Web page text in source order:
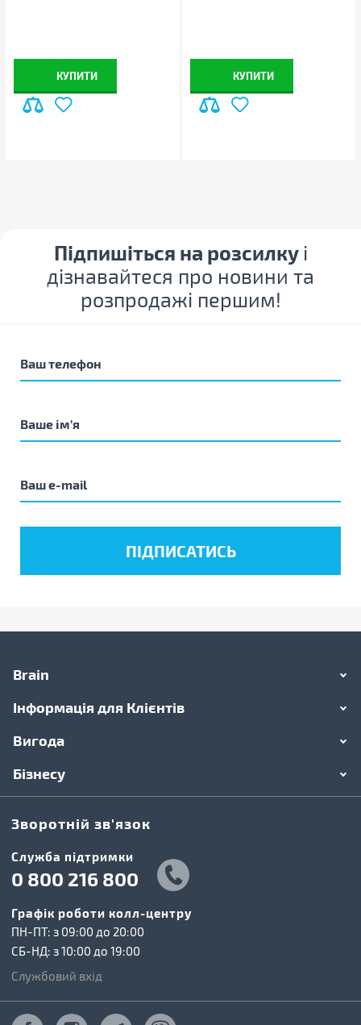
КУПИТИ КУПИТИ
Підпишіться на розсилку і
дізнавайтеся про новини та
розпродажі першим!
Brain
Інформація для Клієнтів
Вигода
Бізнесу
Зворотній зв'язок
Cлужба підтримки
0 800 216 800
Графік роботи колл-центру
ПН-ПТ: з 09:00 до 20:00
СБ-НД: з 10:00 до 19:00
Службовий вхід